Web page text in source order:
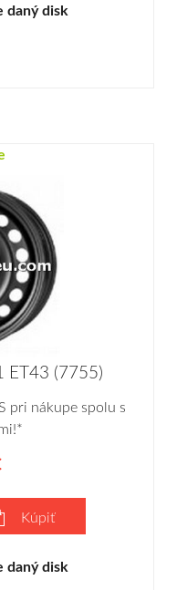
daný disk
ET43 (7755)
pri nákupe spolu s
Kúpiť
daný disk